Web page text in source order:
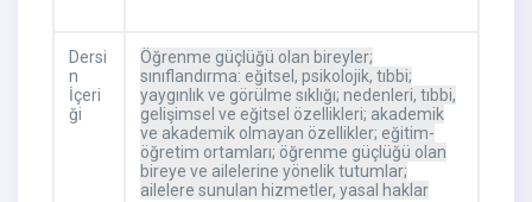
Dersi
n
İçeri
ği
Öğrenme güçlüğü olan bireyler;
sınıflandırma: eğitsel, psikolojik, tıbbi;
yaygınlık ve görülme sıklığı; nedenleri, tıbbi,
gelişimsel ve eğitsel özellikleri; akademik
ve akademik olmayan özellikler; eğitim-
öğretim ortamları; öğrenme güçlüğü olan
bireye ve ailelerine yönelik tutumlar;
ailelere sunulan hizmetler, yasal haklar